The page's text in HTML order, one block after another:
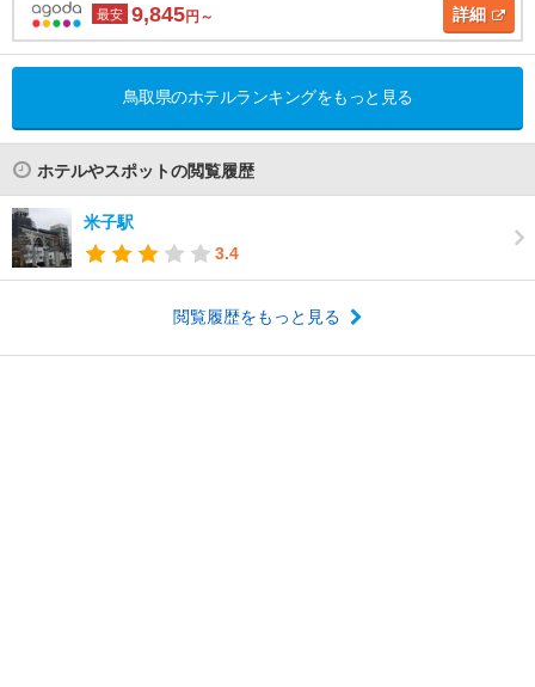
最安 9,845円～ 詳細
鳥取県のホテルランキングをもっと見る
ホテルやスポットの閲覧履歴
米子駅
3.4
閲覧履歴をもっと見る